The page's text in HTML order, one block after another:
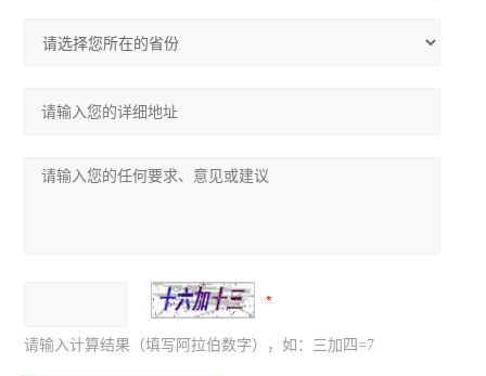
请输入计算结果（填写阿拉伯数字），如：三加四=7